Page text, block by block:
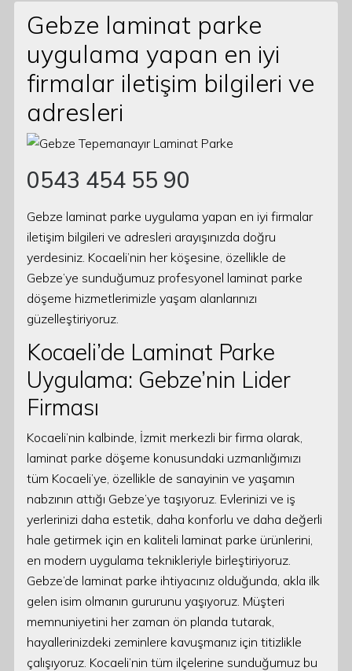
Gebze laminat parke
uygulama yapan en iyi
firmalar iletişim bilgileri ve
adresleri
0543 454 55 90
Gebze laminat parke uygulama yapan en iyi firmalar
iletişim bilgileri ve adresleri arayışınızda doğru
yerdesiniz. Kocaeli’nin her köşesine, özellikle de
Gebze’ye sunduğumuz profesyonel laminat parke
döşeme hizmetlerimizle yaşam alanlarınızı
güzelleştiriyoruz.
Kocaeli’de Laminat Parke
Uygulama: Gebze’nin Lider
Firması
Kocaeli’nin kalbinde, İzmit merkezli bir firma olarak,
laminat parke döşeme konusundaki uzmanlığımızı
tüm Kocaeli’ye, özellikle de sanayinin ve yaşamın
nabzının attığı Gebze’ye taşıyoruz. Evlerinizi ve iş
yerlerinizi daha estetik, daha konforlu ve daha değerli
hale getirmek için en kaliteli laminat parke ürünlerini,
en modern uygulama teknikleriyle birleştiriyoruz.
Gebze’de laminat parke ihtiyacınız olduğunda, akla ilk
gelen isim olmanın gururunu yaşıyoruz. Müşteri
memnuniyetini her zaman ön planda tutarak,
hayallerinizdeki zeminlere kavuşmanız için titizlikle
çalışıyoruz. Kocaeli’nin tüm ilçelerine sunduğumuz bu